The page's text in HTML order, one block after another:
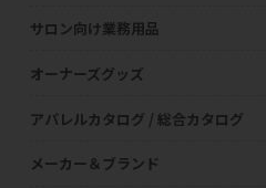
サロン向け業務用品
オーナーズグッズ
アパレルカタログ / 総合カタログ
メーカー＆ブランド